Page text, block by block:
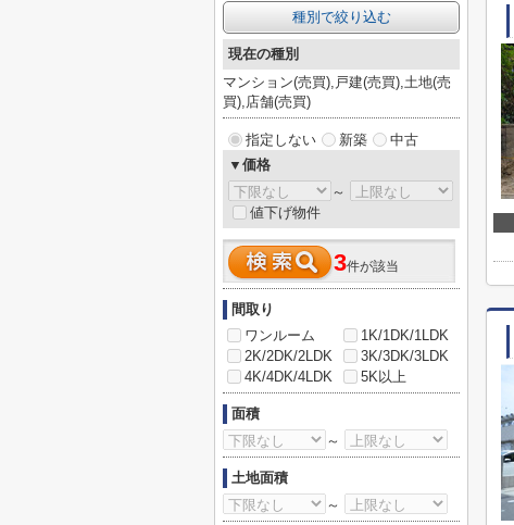
種別で絞り込む
現在の種別
マンション(売買),戸建(売買),土地(売
買),店舗(売買)
指定しない 新築
中古
▼価格
～
値下げ物件
3件が該当
間取り
ワンルーム
1K/1DK/1LDK
2K/2DK/2LDK
3K/3DK/3LDK
4K/4DK/4LDK
5K以上
面積
～
土地面積
～